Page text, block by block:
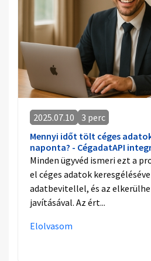
2025.07.10
3 perc
Mennyi időt tölt céges
naponta? - CégadatAPI
Minden ügyvéd ismeri ezt a
el céges adatok
adatbevitellel, és az
javításával. Az ért...
Elolvasom